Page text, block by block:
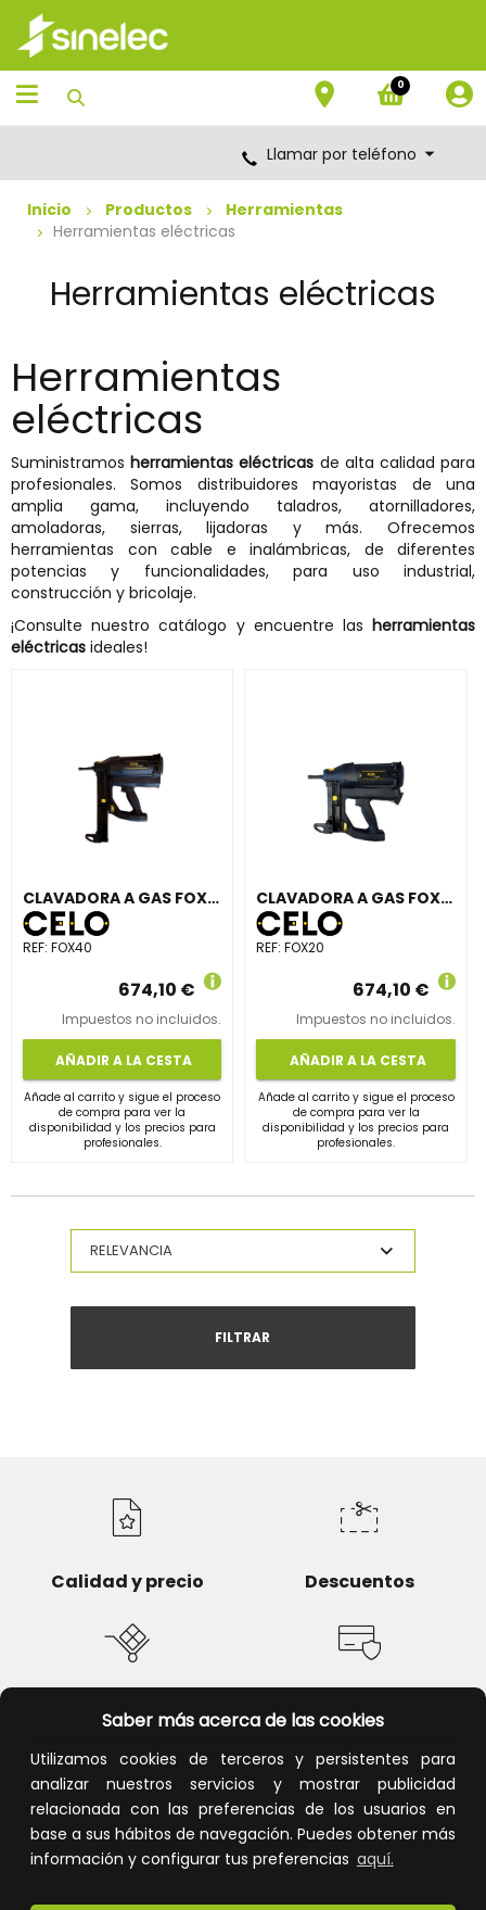
Saber más acerca de las cookies
Utilizamos cookies de terceros y persistentes para
analizar nuestros servicios y mostrar publicidad
relacionada con las preferencias de los usuarios en
base a sus hábitos de navegación. Puedes obtener más
información y configurar tus preferencias aquí.
Saltar
contenido
Saltar
menú
de
navegación
0
Llamar por teléfono
Inicio Productos
Herramientas
Herramientas eléctricas
Herramientas eléctricas
Herramientas
eléctricas
Suministramosherramientas eléctricas de alta calidad para
profesionales. Somos distribuidores mayoristas de una
amplia gama, incluyendo taladros, atornilladores,
amoladoras, sierras, lijadoras y más. Ofrecemos
herramientas con cable e inalámbricas, de diferentes
potencias y funcionalidades, para uso industrial,
construcción y bricolaje.
¡Consulte nuestro catálogo y encuentre las herramientas
eléctricas ideales!
CLAVADORA A GAS FOX CARGADOR 40 CLAVOS
REF: FOX40
674,10 €
Impuestos no incluidos.
AÑADIR A LA CESTA
Añade al carrito y sigue el proceso
de compra para ver la
disponibilidad y los precios para
profesionales.
CLAVADORA A GAS FOX CARGADOR 20 CLAVOS
REF:FOX20
674,10 €
Impuestos no incluidos.
AÑADIR A LA CESTA
Añade al carrito y sigue el proceso
de compra para ver la
disponibilidad y los precios para
profesionales.
FILTRAR
Calidad y precio Descuentos
Devoluciones Pago seguro
Atención al cliente